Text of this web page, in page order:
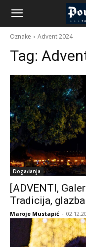
Oznake Advent 2024
Tag:
Događanja
[ADVENTI,
Tradicija,
Maroje Mustapić -